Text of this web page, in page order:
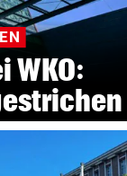
WKO: